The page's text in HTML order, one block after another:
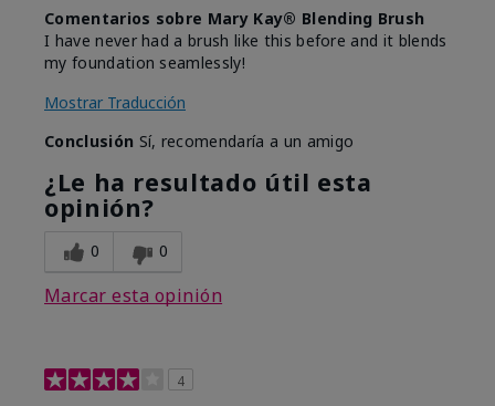
Comentarios sobre Mary Kay® Blending Brush
I have never had a brush like this before and it blends
my foundation seamlessly!
Mostrar Traducción
Conclusión Sí, recomendaría a un amigo
¿Le ha resultado útil esta
opinión?
0 0
Marcar esta opinión
4